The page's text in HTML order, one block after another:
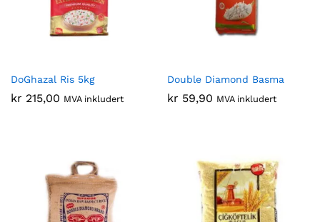
DoGhazal Ris 5kg
kr 215,00 MVA inkludert
Double Diamond Basma
kr 59,90 MVA inkludert